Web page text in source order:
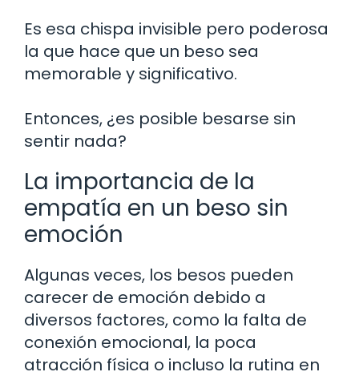
Es esa chispa invisible pero poderosa
la que hace que un beso sea
memorable y significativo.
Entonces, ¿es posible besarse sin
sentir nada?
La importancia de la
empatía en un beso sin
emoción
Algunas veces, los besos pueden
carecer de emoción debido a
diversos factores, como la falta de
conexión emocional, la poca
atracción física o incluso la rutina en